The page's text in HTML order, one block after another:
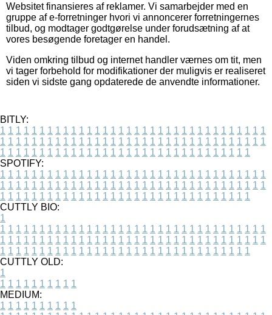
Websitet finansieres af reklamer. Vi samarbejder med en
gruppe af e-forretninger hvori vi annoncerer forretningernes
tilbud, og modtager godtgørelse under forudsætning af at
vores besøgende foretager en handel.
Viden omkring tilbud og internet handler værnes om tit, men
vi tager forbehold for modifikationer der muligvis er realiseret
siden vi sidste gang opdaterede de anvendte informationer.
BITLY:
1 1 1 1 1 1 1 1 1 1 1 1 1 1 1 1 1 1 1 1 1 1 1 1 1 1 1 1 1 1 1 1 1 1
1 1 1 1 1 1 1 1 1 1 1 1 1 1 1 1 1 1 1 1 1 1 1 1 1 1 1 1 1 1 1 1 1 1
1 1 1 1 1 1 1 1 1 1 1 1 1 1 1 1 1 1 1 1 1 1 1 1 1 1 1 1 1 1 1 1
SPOTIFY:
1 1 1 1 1 1 1 1 1 1 1 1 1 1 1 1 1 1 1 1 1 1 1 1 1 1 1 1 1 1 1 1 1 1
1 1 1 1 1 1 1 1 1 1 1 1 1 1 1 1 1 1 1 1 1 1 1 1 1 1 1 1 1 1 1 1 1 1
1 1 1 1 1 1 1 1 1 1 1 1 1 1 1 1 1 1 1 1 1 1 1 1 1 1 1 1 1 1 1 1
CUTTLY BIO:
1
1 1 1 1 1 1 1 1 1 1 1 1 1 1 1 1 1 1 1 1 1 1 1 1 1 1 1 1 1 1 1 1 1 1
1 1 1 1 1 1 1 1 1 1 1 1 1 1 1 1 1 1 1 1 1 1 1 1 1 1 1 1 1 1 1 1 1 1
1 1 1 1 1 1 1 1 1 1 1 1 1 1 1 1 1 1 1 1 1 1 1 1 1 1 1 1 1 1 1 1
CUTTLY OLD:
1
1 1 1 1 1 1 1 1 1 1
MEDIUM:
1 1 1 1 1 1 1 1 1 1